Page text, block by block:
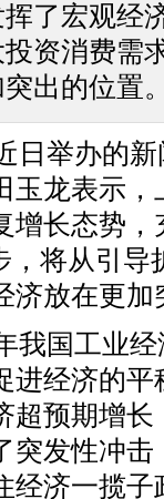
了宏观经
资消费需
出的位置
日举办的
玉龙表示
增长态势
，将从引
济放在更加
我国工业
进经济的
超预期增
突发性冲
经济一揽